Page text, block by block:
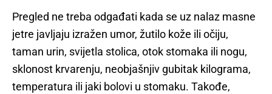
Pregled ne treba odgađati kada se uz nalaz masne
jetre javljaju izražen umor, žutilo kože ili očiju,
taman urin, svijetla stolica, otok stomaka ili nogu,
sklonost krvarenju, neobjašnjiv gubitak kilograma,
temperatura ili jaki bolovi u stomaku. Takođe,